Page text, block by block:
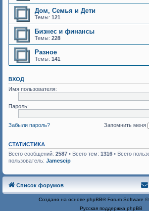
Дом, Семья и Дети
Темы: 121
Бизнес и финансы
Темы: 228
Разное
Темы: 141
ВХОД
Имя пользователя:
Пароль:
Забыли пароль? Запомнить меня
СТАТИСТИКА
Всего сообщений: 2587 • Всего тем: 1316 • Всего
пользователь: Jamescip
Список форумов
Создано на основе phpBB® Forum Software
Русская поддержка phpBB